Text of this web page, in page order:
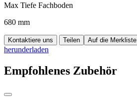
Max Tiefe Fachboden
680 mm
Kontaktiere uns Teilen Auf die Merkliste
herunderladen
Empfohlenes Zubehör